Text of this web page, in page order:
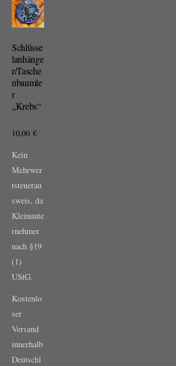
Schlüsse
lanhänge
r/Tasche
nbaumle
r
„Krebs“
10,00 €
Kein
Mehrwer
tsteuerau
sweis, da
Kleinunte
rnehmer
nach §19
(1)
UStG.
Kostenlo
ser
Versand
innerhalb
Deutschl